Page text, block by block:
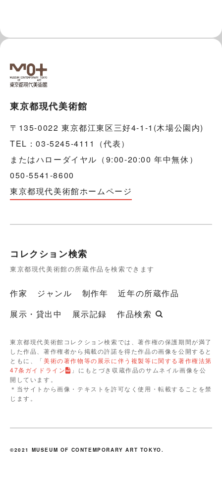
東京都現代美術館
〒135-0022 東京都江東区三好4-1-1(木場公園内)
TEL：03-5245-4111（代表）
またはハローダイヤル（9:00-20:00 年中無休）
050-5541-8600
東京都現代美術館ホームページ
コレクション検索
東京都現代美術館の所蔵作品を検索できます
作家 ジャンル 制作年
近年の所蔵作品
展示・貸出中
展示記録 作品検索
東京都現代美術館コレクション検索では、著作権の保護期間が満了
した作品、著作権者から掲載の許諾を得た作品の画像を公開すると
ともに、「美術の著作物等の展示に伴う複製等に関する著作権法第
47条ガイドライン
」にもとづき収蔵作品のサムネイル画像を公
開しています。
＊当サイトから画像・テキストを許可なく使用・転載することを禁
じます。
©2021 MUSEUM OF CONTEMPORARY ART TOKYO.